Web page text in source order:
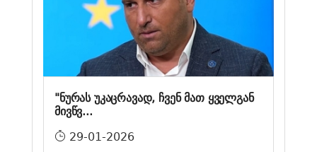
"ნურას უკაცრავად, ჩვენ მათ ყველგან
მივწვ...
29-01-2026